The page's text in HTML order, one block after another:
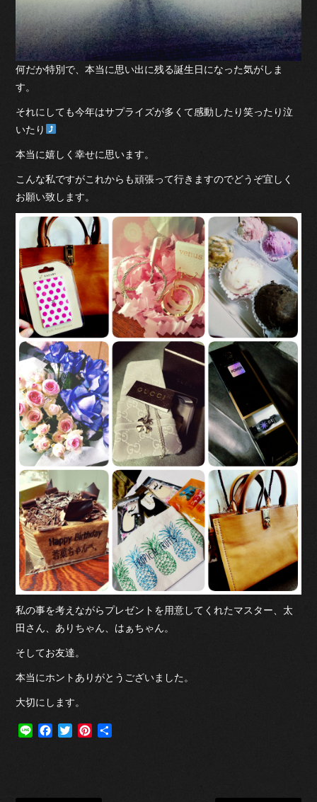
何だか特別で、本当に思い出に残る誕生日になった気がしま
す。
それにしても今年はサプライズが多くて感動したり笑ったり泣
いたり
本当に嬉しく幸せに思います。
こんな私ですがこれからも頑張って行きますのでどうぞ宜しく
お願い致します。
私の事を考えながらプレゼントを用意してくれたマスター、太
田さん、ありちゃん、はぁちゃん。
そしてお友達。
本当にホントありがとうございました。
大切にします。
Line Facebook
TwitterPinterest